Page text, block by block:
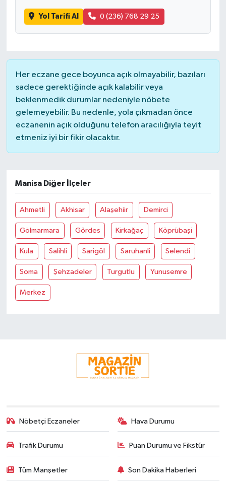
Yol Tarifi Al 0 (236) 768 29 25
Her eczane gece boyunca açık olmayabilir, bazıları
sadece gerektiğinde açık kalabilir veya
beklenmedik durumlar nedeniyle nöbete
gelemeyebilir. Bu nedenle, yola çıkmadan önce
eczanenin açık olduğunu telefon aracılığıyla teyit
etmeniz iyi bir fikir olacaktır.
Manisa Diğer İlçeler
Ahmetli Akhisar Alaşehiir Demirci
Gölmarmara Gördes Kirkağaç Köprübaşi
Kula Salihli Sarigöl Saruhanli Selendi
Soma Şehzadeler Turgutlu Yunusemre
Merkez
Nöbetçi Eczaneler Hava Durumu
Trafik Durumu Puan Durumu ve Fikstür
Tüm Manşetler Son Dakika Haberleri